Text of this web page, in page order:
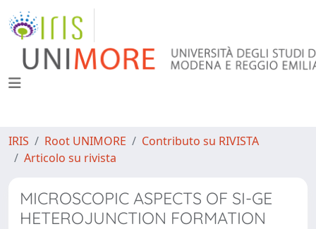
IRIS Root UNIMORE
Contributo su RIVISTA
Articolo su rivista
MICROSCOPIC ASPECTS OF SI-GE
HETEROJUNCTION FORMATION